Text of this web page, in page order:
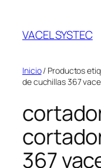
contenido
VACEL SYSTEC
Inicio/ Productos
de cuchillas 367
367